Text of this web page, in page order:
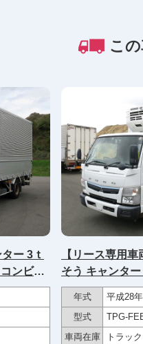
こ
ー 3ｔ
ンビゲ
【リース専用
そう キャンタ
ワイドロング
定 2層式 スタン
イド扉 ラッシ
全低床 150馬力
年式
平成28
型式
TPG-
車両在庫
トラッ